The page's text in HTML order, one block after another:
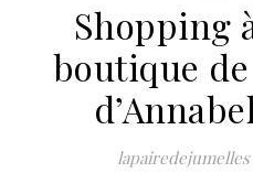
Shopping
boutique
lapairedejumelles